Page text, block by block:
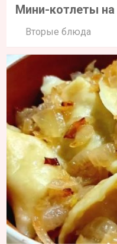
Мини-котлеты
Вторые блюда